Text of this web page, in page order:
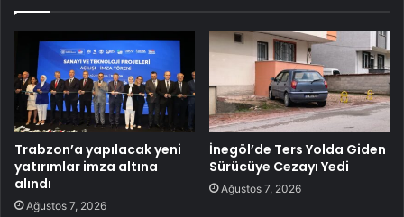
Trabzon’a yapılacak yeni
yatırımlar imza altına
alındı
Ağustos 7, 2026
İnegöl’de Ters Yolda Giden
Sürücüye Cezayı Yedi
Ağustos 7, 2026